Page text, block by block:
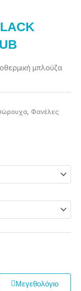
μπλούζα
, Φανέλες
Μεγεθολόγιο